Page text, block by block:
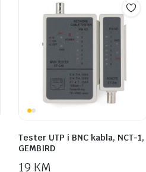
Tester UTP i BNC kabla, NCT-1,
GEMBIRD
19 KM